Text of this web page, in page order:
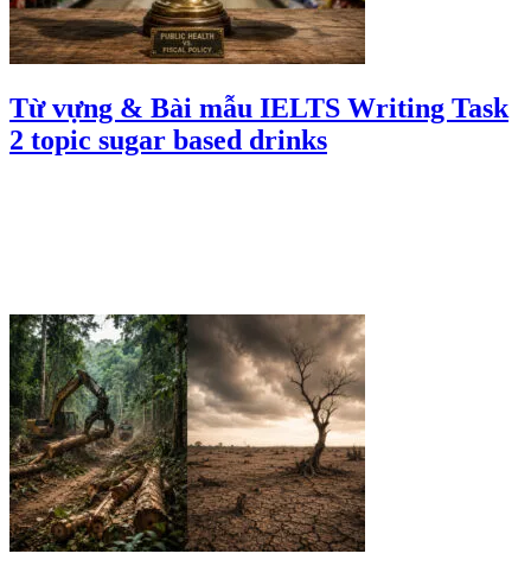
Từ vựng & Bài mẫu IELTS Writing Task
2 topic sugar based drinks